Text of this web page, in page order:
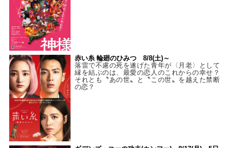
赤い糸 輪廻のひみつ 8/8(土)～
落雷で不慮の死を遂げた青年が〈月老〉として
縁を結ぶのは、最愛の恋人のこれからの幸せ？
それとも〝あの世〟と〝この世〟を越えた禁断
の恋？